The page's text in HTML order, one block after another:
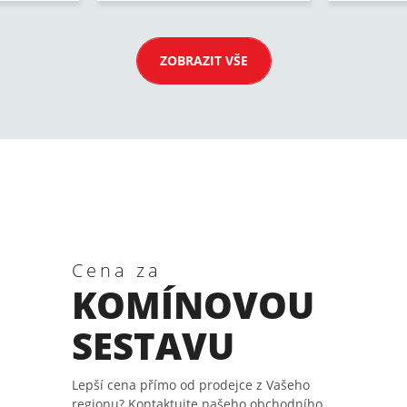
ZOBRAZIT VŠE
Cena za
KOMÍNOVOU
SESTAVU
Lepší cena přímo od prodejce z Vašeho